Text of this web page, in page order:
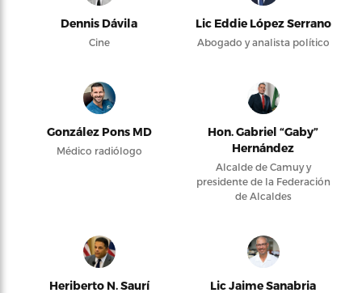
Dennis Dávila
Cine
Lic Eddie López Serrano
Abogado y analista político
González Pons MD
Médico radiólogo
Hon. Gabriel “Gaby”
Hernández
Alcalde de Camuy y
presidente de la Federación
de Alcaldes
Heriberto N. Saurí Lic Jaime Sanabria